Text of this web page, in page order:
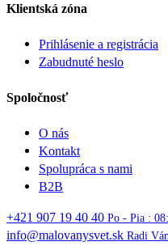
Klientská zóna
Prihlásenie a registrácia
Zabudnuté heslo
Spoločnosť
O nás
Kontakt
Spolupráca s nami
B2B
+421 907 19 40 40 Po - Pia :
info@malovanysvet.sk Radi